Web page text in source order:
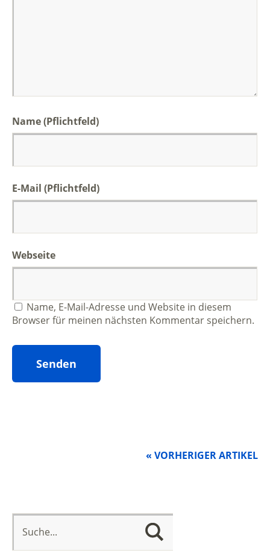
Name(Pflichtfeld)
E-Mail (Pflichtfeld)
Webseite
Name, E-Mail-Adresse und Website in diesem
Browser für meinen nächsten Kommentar speichern.
« VORHERIGER ARTIKEL